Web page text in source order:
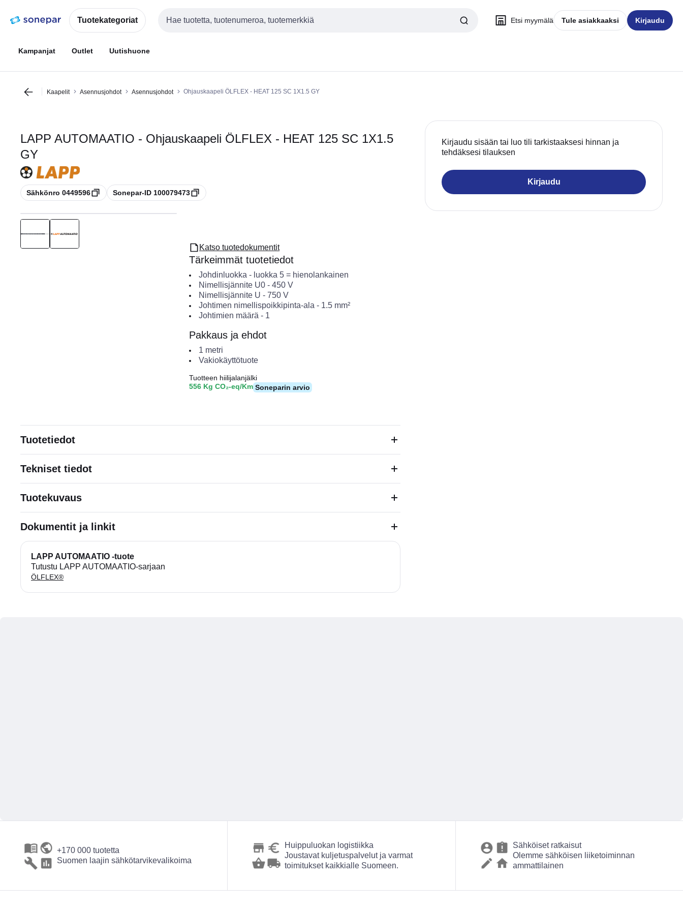
navigointiinsisältöön
Tuotekategoriat
Haku
Etsi myymälä Tule asiakkaaksi Kirjaudu
Kampanjat Outlet Uutishuone
Kaapelit Asennusjohdot Asennusjohdot Ohjauskaapeli ÖLFLEX - HEAT 125 SC 1X1.5 GY
LAPP AUTOMAATIO - Ohjauskaapeli ÖLFLEX - HEAT 125 SC 1X1.5
GY
Kopioi
Sähkönro 0449596 Kopioi
Sonepar-ID 100079473
Kirjaudu sisään tai luo tili tarkistaaksesi hinnan ja
tehdäksesi tilauksen
Kirjaudu
Katso tuotedokumentit
Tärkeimmät tuotetiedot
Johdinluokka - luokka 5 = hienolankainen
Nimellisjännite U0- 450 V
Nimellisjännite U - 750 V
Johtimen nimellispoikkipinta-ala - 1.5 mm²
Johtimien määrä - 1
Pakkaus ja ehdot
1 metri
Vakiokäyttötuote
Tuotteen hiilijalanjälki
556 Kg CO₂-eq/Km Soneparin arvio
Tuotetiedot
Tekniset tiedot
Tuotekuvaus
Dokumentit ja linkit
LAPP AUTOMAATIO -tuote
Tutustu LAPP AUTOMAATIO-sarjaan
ÖLFLEX®
+170 000 tuotetta
Suomen laajin sähkötarvikevalikoima
Huippuluokan logistiikka
Joustavat kuljetuspalvelut ja varmat
toimitukset kaikkialle Suomeen.
Sähköiset ratkaisut
Olemme sähköisen liiketoiminnan
ammattilainen